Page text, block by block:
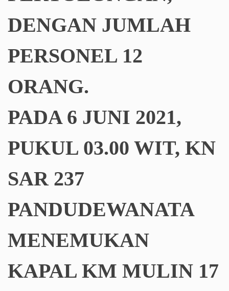
DENGAN JUMLAH
PERSONEL 12
ORANG.
PADA 6 JUNI 2021,
PUKUL 03.00 WIT, KN
SAR 237
PANDUDEWANATA
MENEMUKAN
KAPAL KM MULIN 17